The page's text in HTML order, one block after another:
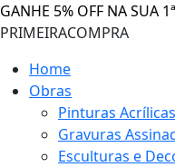
GANHE 5% OFF NA SUA
PRIMEIRACOMPRA
Home
Obras
Pinturas Acrílicas
Gravuras
Esculturas e